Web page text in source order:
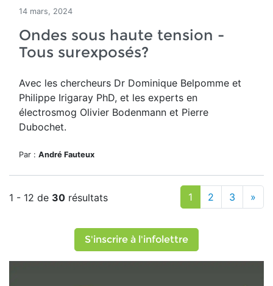
14 mars, 2024
Ondes sous haute tension -
Tous surexposés?
Avec les chercheurs Dr Dominique Belpomme et
Philippe Irigaray PhD, et les experts en
électrosmog Olivier Bodenmann et Pierre
Dubochet.
Par : André Fauteux
1 - 12 de 30 résultats 1 2 3 »
S'inscrire à l'infolettre